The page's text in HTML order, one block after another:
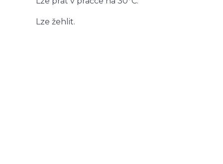
Lze žehlit.